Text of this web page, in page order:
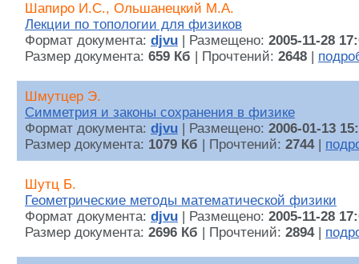
Шапиро И.С., Ольшанецкий М.А.
Лекции по топологии для физиков
Формат документа: djvu | Размещено: 2005-11-28
Размер документа: 659 Кб | Прочтений: 2648
Шмутцер Э.
Симметрия и законы сохранения в физике
Формат документа: djvu | Размещено: 2006-01-13
Размер документа: 1079 Кб | Прочтений: 2744|
Шутц Б.
Геометрические методы математической физики
Формат документа: djvu | Размещено: 2005-11-28
Размер документа: 2696 Кб | Прочтений: 2894|